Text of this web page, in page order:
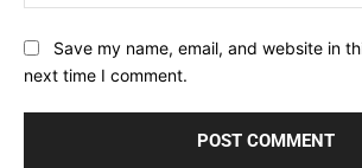
Save my name, email, and website in
next time I comment.